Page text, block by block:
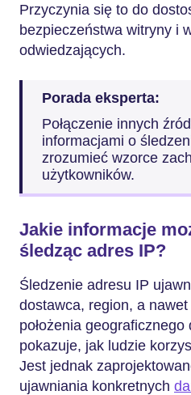
Przyczynia się to do
bezpieczeństwa witryny i
odwiedzających.
Porada eksperta:
Połączenie innych
informacjami o
zrozumieć wzorce
użytkowników.
Jakie informacje
śledząc adres IP?
Śledzenie adresu IP
dostawca, region, a
położenia
pokazuje, jak ludzie
Jest jednak
ujawniania konkretnych